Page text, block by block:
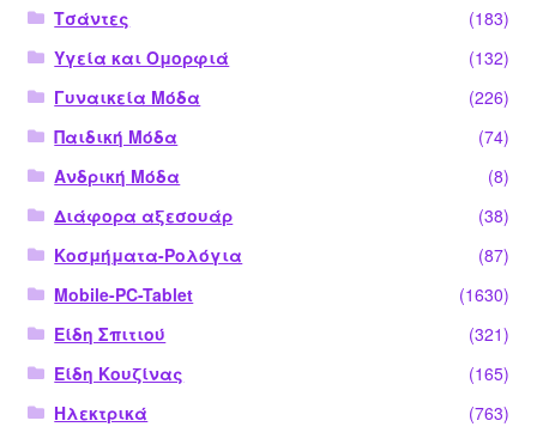
Τσάντες
(183)
Υγεία και Ομορφιά
(132)
Γυναικεία Μόδα
(226)
Παιδική Μόδα
(74)
Ανδρική Μόδα
(8)
Διάφορα αξεσουάρ
(38)
Κοσμήματα-Ρολόγια
(87)
Mobile-PC-Tablet
(1630)
Είδη Σπιτιού
(321)
Είδη Κουζίνας
(165)
Ηλεκτρικά
(763)